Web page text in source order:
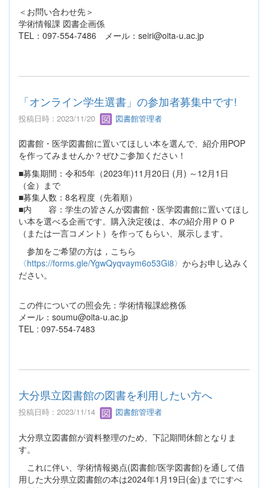
＜お問い合わせ先＞
学術情報課 図書企画係
TEL：097-554-7486 メール：seiri@oita-u.ac.jp
「オンライン学生選書」の参加者募集中です!
投稿日時 : 2023/11/20 図書館管理者
図書館・医学図書館に置いてほしい本を選んで、紹介用POP
を作ってみませんか？ぜひご参加ください！
■募集期間：令和5年（2023年)11月20日 (月) ～12月1日
（金）まで
■募集人数：8名程度（先着順）
■内 容：学生の皆さんが図書館・医学図書館に置いてほし
い本を選べる企画です。購入決定後は、本の紹介用ＰＯＰ
（または一言コメント）を作ってもらい、展示します。
参加をご希望の方は，こちら
〈https://forms.gle/YgwQyqvaym6o53Gi8〉 からお申し込みく
ださい。
この件についての照会先：学術情報課総務係
メール：soumu@oita-u.ac.jp
TEL : 097-554-7483
大分県立図書館の図書を利用したい方へ
投稿日時 : 2023/11/14 図書館管理者
大分県立図書館が資料整理のため、下記期間休館となりま
す。
これに伴い、学術情報拠点(図書館/医学図書館)を通して借
用した大分県立図書館の本は2024年1月19日(金)までにすべ